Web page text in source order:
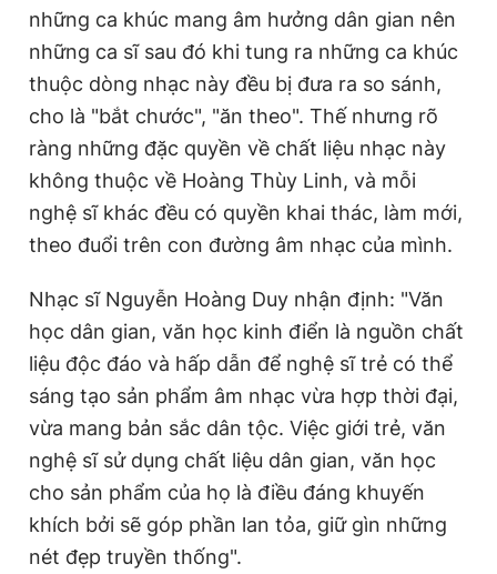
những ca khúc mang âm hưởng dân gian nên
những ca sĩ sau đó khi tung ra những ca khúc
thuộc dòng nhạc này đều bị đưa ra so sánh,
cho là "bắt chước", "ăn theo". Thế nhưng rõ
ràng những đặc quyền về chất liệu nhạc này
không thuộc về Hoàng Thùy Linh, và mỗi
nghệ sĩ khác đều có quyền khai thác, làm mới,
theo đuổi trên con đường âm nhạc của mình.
Nhạc sĩ Nguyễn Hoàng Duy nhận định: "Văn
học dân gian, văn học kinh điển là nguồn chất
liệu độc đáo và hấp dẫn để nghệ sĩ trẻ có thể
sáng tạo sản phẩm âm nhạc vừa hợp thời đại,
vừa mang bản sắc dân tộc. Việc giới trẻ, văn
nghệ sĩ sử dụng chất liệu dân gian, văn học
cho sản phẩm của họ là điều đáng khuyến
khích bởi sẽ góp phần lan tỏa, giữ gìn những
nét đẹp truyền thống".